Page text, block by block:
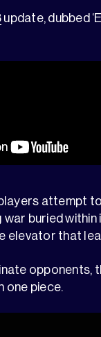
update, dubbed
attempt
buried
elevator that
opponents,
one piece.